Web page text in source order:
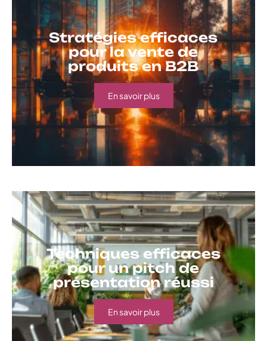
Stratégies efficaces
pour la vente de
produits en B2B
En savoir plus
Techniques efficaces
pour un pitch de
présentation réussi
En savoir plus